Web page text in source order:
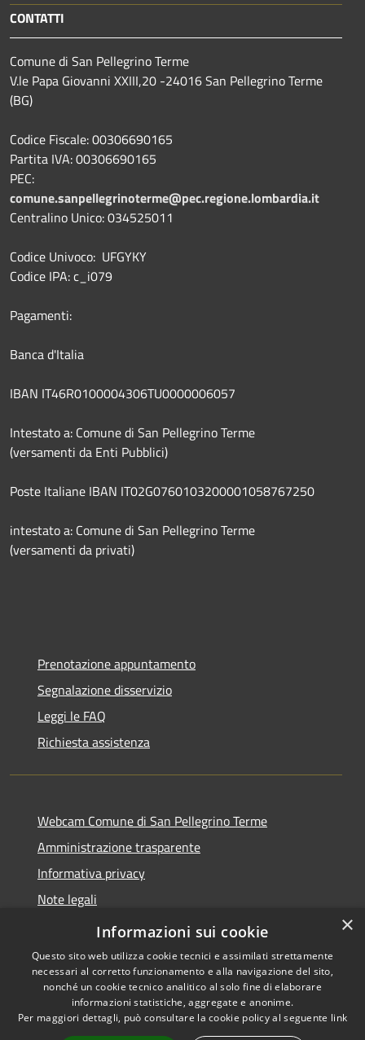
CONTATTI
Comune di San Pellegrino Terme
V.le Papa Giovanni XXIII,20 -24016 San Pellegrino Terme
(BG)
Codice Fiscale: 00306690165
Partita IVA: 00306690165
PEC:
comune.sanpellegrinoterme@pec.regione.lombardia.it
Centralino Unico: 034525011
Codice Univoco: UFGYKY
Codice IPA: c_i079
Pagamenti:
Banca d'Italia
IBAN IT46R0100004306TU0000006057
Intestato a: Comune di San Pellegrino Terme
(versamenti da Enti Pubblici)
Poste Italiane IBAN IT02G0760103200001058767250
intestato a: Comune di San Pellegrino Terme
(versamenti da privati)
Prenotazione appuntamento
Segnalazione disservizio
Leggi le FAQ
Richiesta assistenza
Webcam Comune di San Pellegrino Terme
Amministrazione trasparente
Informativa privacy
Note legali
Dichiarazione di accessibilità
Accessibilità
Copyright © 2026 • Comune di
San Pellegrino Terme •
×
Informazioni sui cookie
Questo sito web utilizza cookie tecnici e assimilati strettamente
necessari al corretto funzionamento e alla navigazione del sito,
nonché un cookie tecnico analitico al solo fine di elaborare
informazioni statistiche, aggregate e anonime.
Per maggiori dettagli, può consultare la cookie policy al seguente link